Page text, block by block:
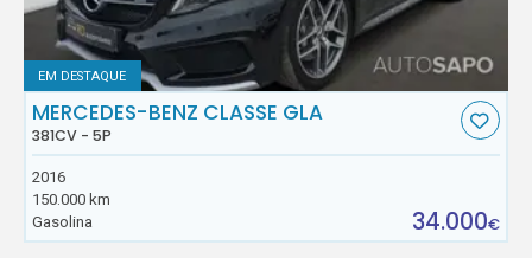
EM DESTAQUE
MERCEDES-BENZ CLASSE GLA
381CV - 5P
2016
150.000 km
Gasolina
34.000€